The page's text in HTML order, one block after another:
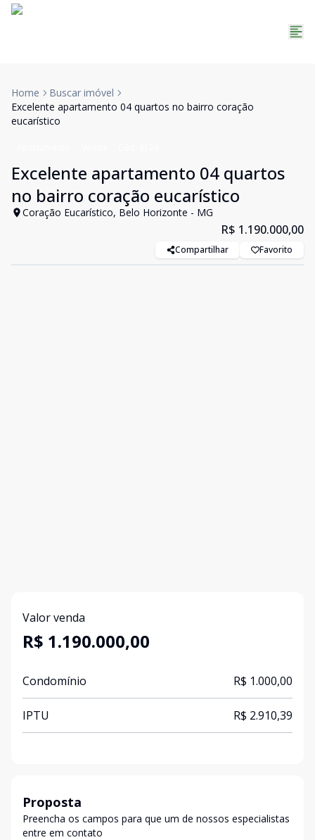
Home
Buscar imóvel
Excelente apartamento 04 quartos no bairro coração
eucarístico
Excelente apartamento 04 quartos
no bairro coração eucarístico
Coração Eucarístico, Belo Horizonte - MG
R$ 1.190.000,00
Compartilhar Favorito
Valor venda
R$ 1.190.000,00
Condomínio R$ 1.000,00
IPTU R$ 2.910,39
Proposta
Preencha os campos para que um de nossos especialistas
entre em contato